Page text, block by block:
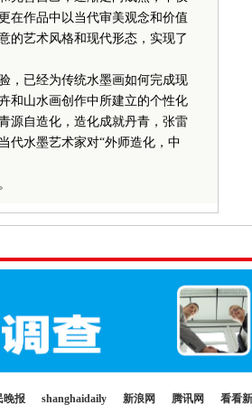
在作品中以当代审美观念和价值
的艺术风格和现代形态，实现了
已经为传统水墨画如何完成现
和山水画创作中所建立的个性化
源自造化，造化成就丹青，张雷
代水墨艺术家对“外师造化，中
晚报 shanghaidaily 新浪网 腾讯网 看看